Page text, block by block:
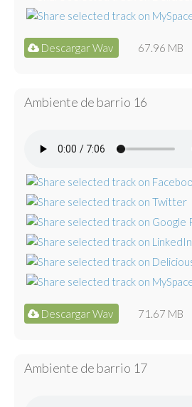
Descargar Wav 67.96 MB
Ambiente de barrio 16
Descargar Wav 71.67 MB
Ambiente de barrio 17